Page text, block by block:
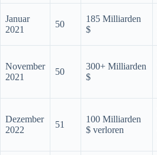
Januar
2021
50
185 Milliarden
$
November
2021
50
300+ Milliarden
$
Dezember
2022
51
100 Milliarden
$ verloren